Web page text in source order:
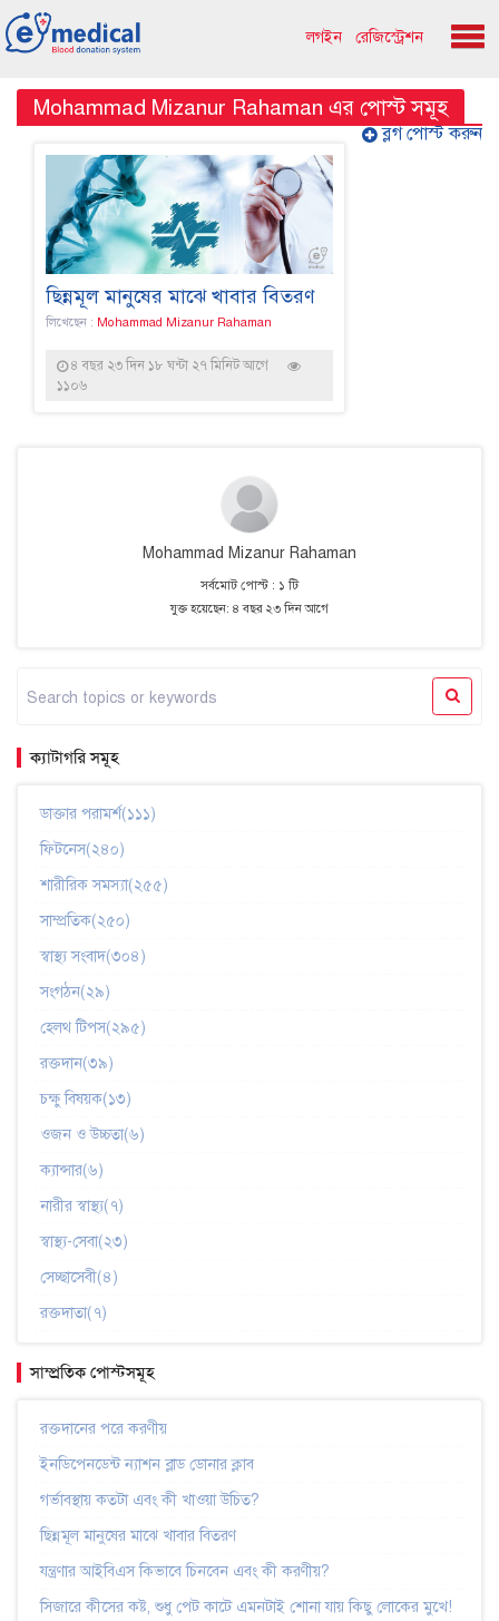
লগইন রেজিস্ট্রেশন
Mohammad Mizanur Rahaman এর পোস্ট সমূহ
ব্লগ পোস্ট করুন
ছিন্নমূল মানুষের মাঝে খাবার বিতরণ
লিখেছেন : Mohammad Mizanur Rahaman
৪ বছর ২৩ দিন ১৮ ঘন্টা ২৭ মিনিট আগে
১১০৬
Mohammad Mizanur Rahaman
সর্বমোট পোস্ট : ১ টি
যুক্ত হয়েছেন: ৪ বছর ২৩ দিন আগে
ক্যাটাগরি সমূহ
ডাক্তার পরামর্শ(১১১)
ফিটনেস(২৪০)
শারীরিক সমস্যা(২৫৫)
সাম্প্রতিক(২৫০)
স্বাস্থ্য সংবাদ(৩০৪)
সংগঠন(২৯)
হেলথ টিপস(২৯৫)
রক্তদান(৩৯)
চক্ষু বিষয়ক(১৩)
ওজন ও উচ্চতা(৬)
ক্যান্সার(৬)
নারীর স্বাস্থ্য(৭)
স্বাস্থ্য-সেবা(২৩)
সেচ্ছাসেবী(৪)
রক্তদাতা(৭)
সাম্প্রতিক পোস্টসমূহ
রক্তদানের পরে করণীয়
ইনডিপেনডেন্ট ন্যাশন ব্লাড ডোনার ক্লাব
গর্ভাবস্থায় কতটা এবং কী খাওয়া উচিত?
ছিন্নমূল মানুষের মাঝে খাবার বিতরণ
যন্ত্রণার আইবিএস কিভাবে চিনবেন এবং কী করণীয়?
সিজারে কীসের কষ্ট, শুধু পেট কাটে এমনটাই শোনা যায় কিছু লোকের মুখে!